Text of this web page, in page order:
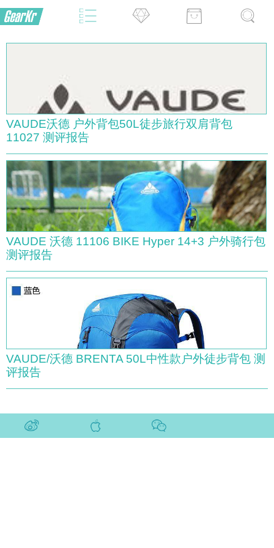
VAUDE沃德 户外背包50L徒步旅行双肩背包
11027 测评报告
VAUDE 沃德 11106 BIKE Hyper 14+3 户外骑行包
测评报告
VAUDE/沃德 BRENTA 50L中性款户外徒步背包 测
评报告